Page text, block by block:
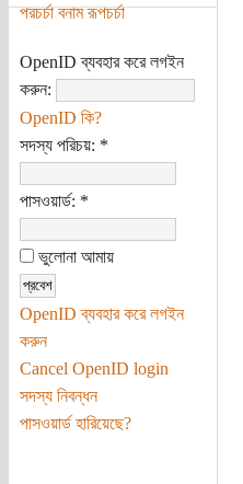
পরচর্চা বনাম রূপচর্চা
OpenID ব্যবহার করে লগইন
করুন:
OpenID কি?
সদস্য পরিচয়: *
পাসওয়ার্ড: *
ভুলোনা আমায়
OpenID ব্যবহার করে লগইন
করুন
Cancel OpenID login
সদস্য নিবন্ধন
পাসওয়ার্ড হারিয়েছে?